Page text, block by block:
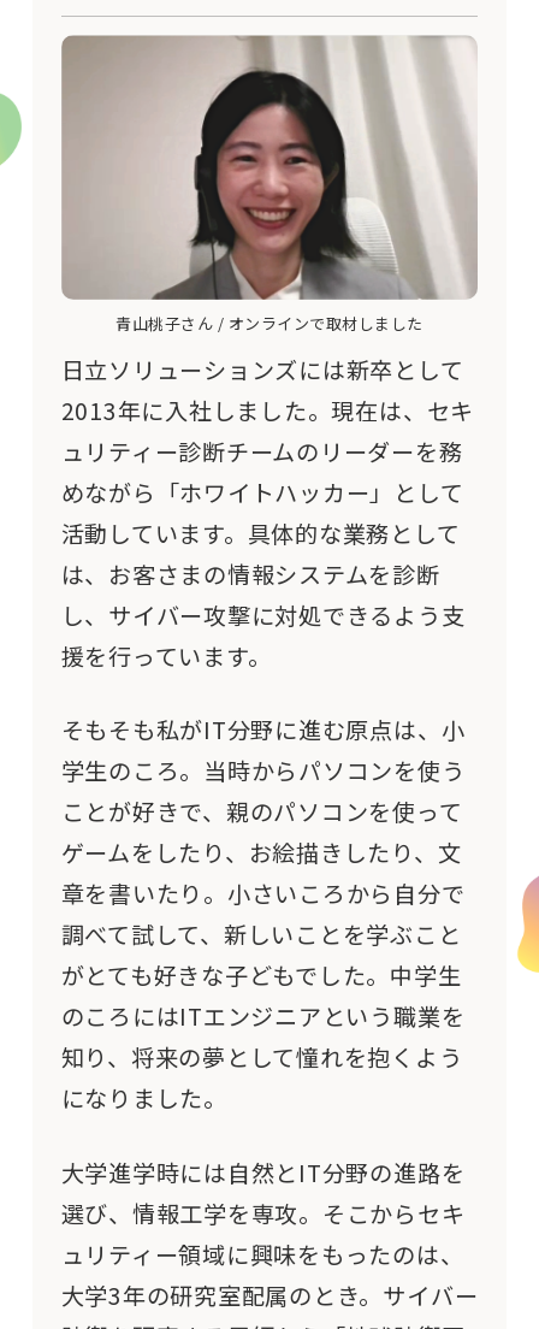
青山桃子さん / オンラインで取材しました
日立ソリューションズには新卒として
2013年に入社しました。現在は、セキ
ュリティー診断チームのリーダーを務
めながら「ホワイトハッカー」として
活動しています。具体的な業務として
は、お客さまの情報システムを診断
し、サイバー攻撃に対処できるよう支
援を行っています。
そもそも私がIT分野に進む原点は、小
学生のころ。当時からパソコンを使う
ことが好きで、親のパソコンを使って
ゲームをしたり、お絵描きしたり、文
章を書いたり。小さいころから自分で
調べて試して、新しいことを学ぶこと
がとても好きな子どもでした。中学生
のころにはITエンジニアという職業を
知り、将来の夢として憧れを抱くよう
になりました。
大学進学時には自然とIT分野の進路を
選び、情報工学を専攻。そこからセキ
ュリティー領域に興味をもったのは、
大学3年の研究室配属のとき。サイバー